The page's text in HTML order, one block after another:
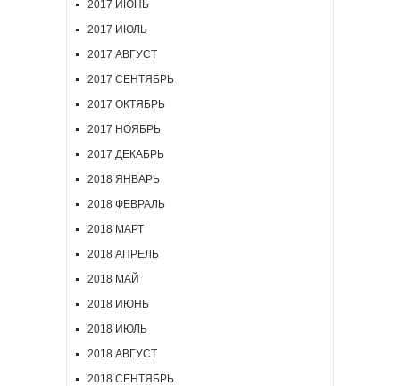
2017 ИЮНЬ
2017 ИЮЛЬ
2017 АВГУСТ
2017 СЕНТЯБРЬ
2017 ОКТЯБРЬ
2017 НОЯБРЬ
2017 ДЕКАБРЬ
2018 ЯНВАРЬ
2018 ФЕВРАЛЬ
2018 МАРТ
2018 АПРЕЛЬ
2018 МАЙ
2018 ИЮНЬ
2018 ИЮЛЬ
2018 АВГУСТ
2018 СЕНТЯБРЬ